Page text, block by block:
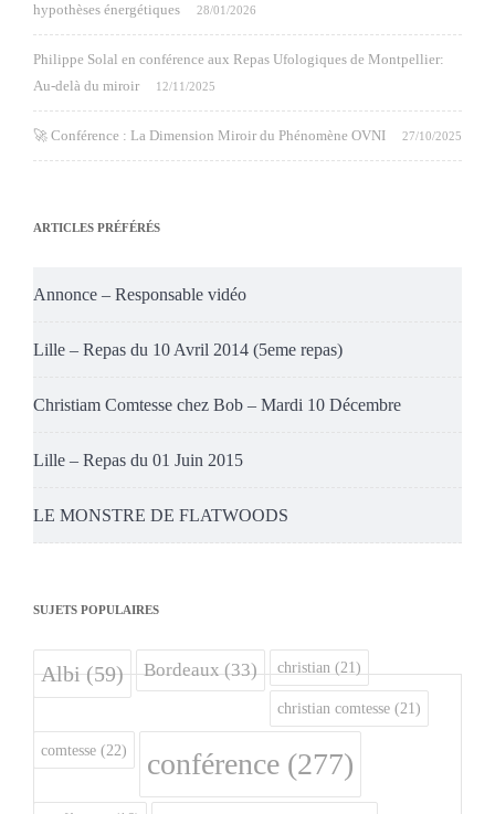
hypothèses énergétiques
28/01/2026
Philippe Solal en conférence aux Repas Ufologiques de Montpellier:
Au-delà du miroir
12/11/2025
🚀 Conférence : La Dimension Miroir du Phénomène OVNI 27/10/2025
ARTICLES PRÉFÉRÉS
Annonce – Responsable vidéo
Lille – Repas du 10 Avril 2014 (5eme repas)
Christiam Comtesse chez Bob – Mardi 10 Décembre
Lille – Repas du 01 Juin 2015
LE MONSTRE DE FLATWOODS
SUJETS POPULAIRES
Albi(59) Bordeaux(33) christian (21)
christian comtesse (21)
comtesse (22) conférence (277)